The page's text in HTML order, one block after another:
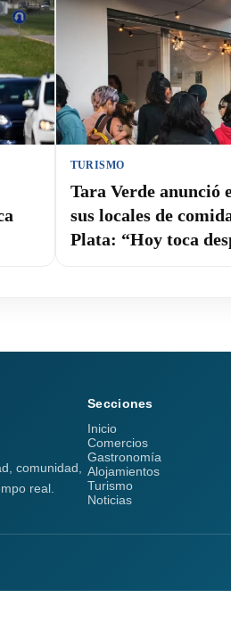
TURISMO
Tara Verde anunció
sus locales de
Plata: “Hoy toca
comunidad,
real.
Secciones
Inicio
Comercios
Gastronomía
Alojamientos
Turismo
Noticias